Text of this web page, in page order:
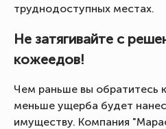
труднодоступных местах.
Не затягивайте с
кожеедов!
Чем раньше вы обратитесь
меньше ущерба будет
имуществу. Компания